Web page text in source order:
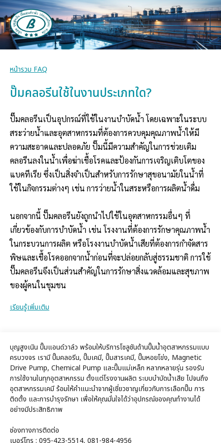
หน้ารวม FAQ
ปั๊มคลอรีนใช้ในงานประเภทใด?
ปั๊มคลอรีนเป็นอุปกรณ์ที่ใช้ในงานบำบัดน้ำ โดยเฉพาะในระบบ
สระว่ายน้ำและอุตสาหกรรมที่ต้องการควบคุมคุณภาพน้ำให้มี
ความสะอาดและปลอดภัย ปั๊มนี้มีความสำคัญในการช่วยเติม
คลอรีนลงในน้ำเพื่อฆ่าเชื้อโรคและป้องกันการเจริญเติบโตของ
แบคทีเรีย ซึ่งเป็นสิ่งจำเป็นสำหรับการรักษาสุขอนามัยในน้ำที่
ใช้ในกิจกรรมต่างๆ เช่น การว่ายน้ำในสระหรือการผลิตน้ำดื่ม
นอกจากนี้ ปั๊มคลอรีนยังถูกนำไปใช้ในอุตสาหกรรมอื่นๆ ที่
เกี่ยวข้องกับการบำบัดน้ำ เช่น โรงงานที่ต้องการรักษาคุณภาพน้ำ
ในกระบวนการผลิต หรือโรงงานบำบัดน้ำเสียที่ต้องการกำจัดสาร
พิษและเชื้อโรคออกจากน้ำก่อนที่จะปล่อยกลับสู่ธรรมชาติ การใช้
ปั๊มคลอรีนจึงเป็นส่วนสำคัญในการรักษาสิ่งแวดล้อมและสุขภาพ
ของผู้คนในชุมชน
เรียนรู้เพิ่มเติม
บุญสูงเนิน ปั๊มแอนด์วาล์ว พร้อมให้บริการโซลูชันด้านปั๊มน้ำอุตสาหกรรมแบบ
ครบวงจร เรามี ปั๊มคลอรีน, ปั๊มเคมี, ปั๊มสารเคมี, ปั๊มหอยโข่ง, Magnetic
Drive Pump, Chemical Pump และปั๊มแม่เหล็ก หลากหลายรุ่น รองรับ
การใช้งานในทุกอุตสาหกรรม ตั้งแต่โรงงานผลิต ระบบบำบัดน้ำเสีย ไปจนถึง
อุตสาหกรรมเคมี ร้อมให้คำแนะนำจากผู้เชี่ยวชาญเกี่ยวกับการเลือกปั๊ม การ
ติดตั้ง และการบำรุงรักษา เพื่อให้คุณมั่นใจได้ว่าอุปกรณ์ของคุณทำงานได้
อย่างมีประสิทธิภาพ
ช่องทางการติดต่อ
เบอร์โทร : 095-423-5514, 081-984-4956